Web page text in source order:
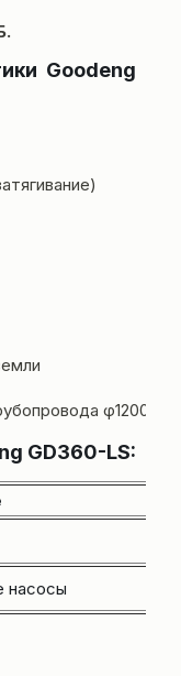
Goodeng
φ1200мм
GD360-LS:
насосы